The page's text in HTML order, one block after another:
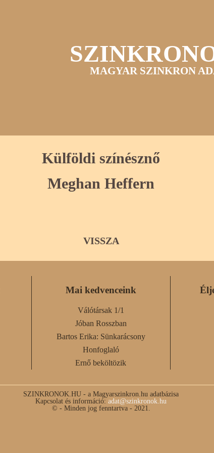
MAGYAR SZINKRON
Külföldi színésznő
Meghan Heffern
VISSZA
Mai kedvenceink
Válótársak 1/1
Jóban Rosszban
Bartos Erika: Sünkarácsony
Honfoglaló
Ernő beköltözik
SZINKRONOK.HU - a Magyarszinkron.hu adatbázisa
Kapcsolat és információ: adat@szinkronok.hu
© - Minden jog fenntartva - 2021.